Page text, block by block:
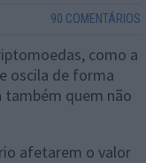
90 COMENTÁRIOS
como a
oscila de forma
também quem não
afetarem o valor